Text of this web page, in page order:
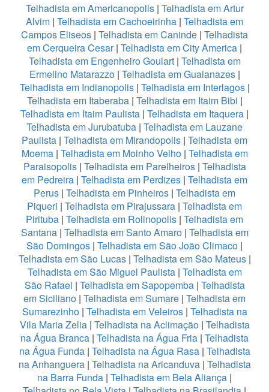
Telhadista em Americanopolis | Telhadista em Artur
Alvim | Telhadista em Cachoeirinha | Telhadista em
Campos Eliseos | Telhadista em Caninde | Telhadista
em Cerqueira Cesar| Telhadista em City America |
Telhadista em Engenheiro Goulart | Telhadista em
Ermelino Matarazzo | Telhadista em Guaianazes|
Telhadista em Indianopolis| Telhadista em Interlagos|
Telhadista em Itaberaba| Telhadista em Itaim Bibi |
Telhadista em Itaim Paulista | Telhadista em Itaquera |
Telhadista em Jurubatuba | Telhadista em Lauzane
Paulista | Telhadista em Mirandopolis | Telhadista em
Moema| Telhadista em Moinho Velho | Telhadista em
Paraisopolis| Telhadista em Parelheiros| Telhadista
em Pedreira | Telhadista em Perdizes | Telhadista em
Perus | Telhadista em Pinheiros | Telhadista em
Piqueri | Telhadista em Pirajussara | Telhadista em
Pirituba | Telhadista em Rolinopolis | Telhadista em
Santana| Telhadista em Santo Amaro| Telhadista em
São Domingos | Telhadista em São João Climaco |
Telhadista em São Lucas| Telhadista em São Mateus |
Telhadista em São Miguel Paulista| Telhadista em
São Rafael | Telhadista em Sapopemba | Telhadista
em Siciliano | Telhadista em Sumare | Telhadista em
Sumarezinho| Telhadista em Veleiros| Telhadista na
Vila Maria Zelia| Telhadista na Aclimação| Telhadista
na Água Branca | Telhadista na Água Fria | Telhadista
na Água Funda| Telhadista na Água Rasa | Telhadista
na Anhanguera| Telhadista na Aricanduva| Telhadista
na Barra Funda | Telhadista em Bela Aliança |